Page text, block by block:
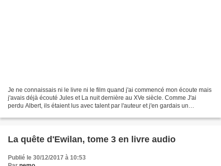
Je ne connaissais ni le livre ni le film quand j'ai commencé mon écoute mais
j'avais déjà écouté Jules et La nuit dernière au XVe siècle. Comme J'ai
perdu Albert, ils étaient lus avec talent par l'auteur et j'en gardais un
La quête d'Ewilan, tome 3 en livre audio
Publié le 30/12/2017 à 10:53